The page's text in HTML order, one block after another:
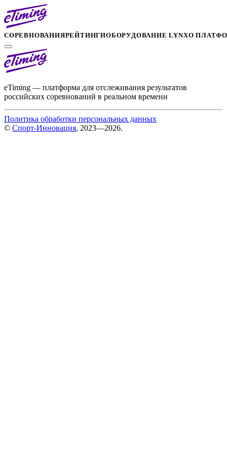
СОРЕВНОВАНИЯРЕЙТИНГИОБОРУДОВАНИЕ LYNXО
eTiming — платформа для отслеживания результатов
российских соревнований в реальном времени
Политика обработки персональных данных
© Спорт-Инновация, 2023—2026.